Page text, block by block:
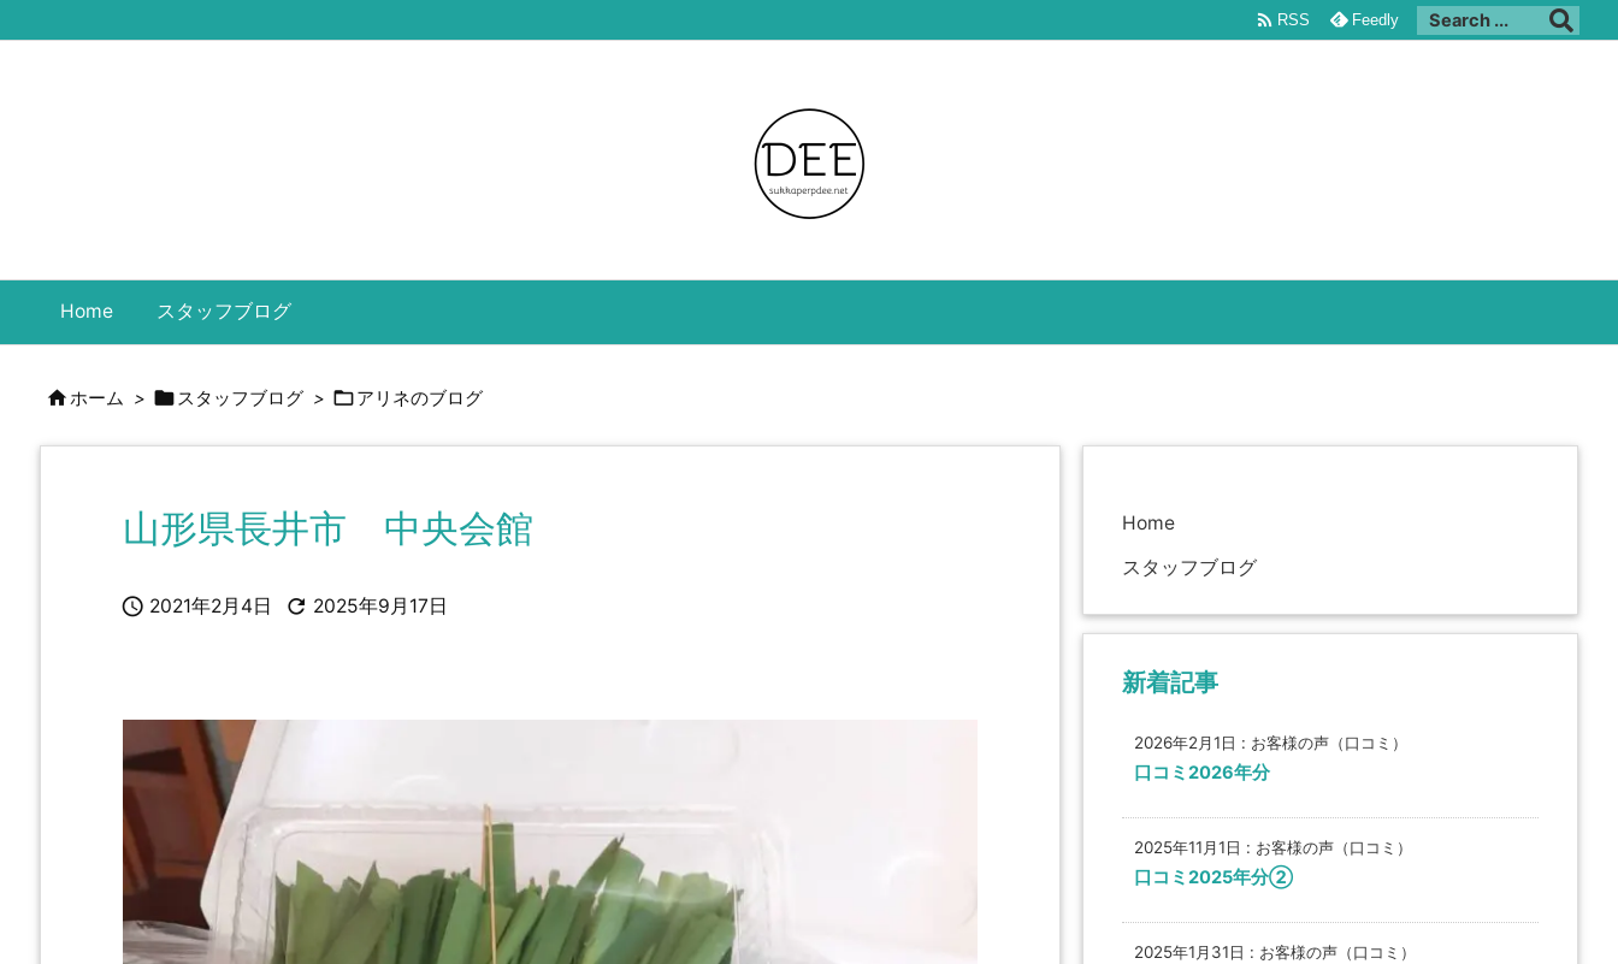
Home スタッフブログ
 RSS Feedly
ホーム > スタッフブログ > アリネのブログ
山形県長井市 中央会館
 2021年2月4日  2025年9月17日
Home
スタッフブログ
新着記事
2026年2月1日 : お客様の声（口コミ）
口コミ2026年分
2025年11月1日 : お客様の声（口コミ）
口コミ2025年分②
2025年1月31日 : お客様の声（口コミ）